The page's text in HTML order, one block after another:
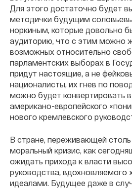
Для этого достаточно будет
методички будущим
норкиным, которые довольно
аудиторию, что с этим можно
возможных относительно
парламентских выборах в
придут настоящие, а не
националисты, их гнев по
можно будет конвертировать
американо-европейского
нового кремлевского
В стране, переживающей столь
моральный кризис, как
ожидать прихода к власти
руководства, вдохновляемого
идеалами. Будущее даже в